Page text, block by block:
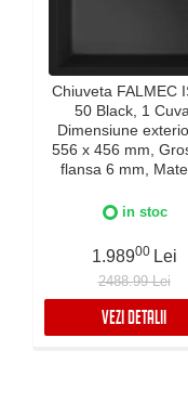
Chiuveta FALMEC
50 Black, 1 Cuva,
Dimensiune
556 x 456 mm,
flansa 6 mm,
Preaplin
blat
in stoc
1.98900 Lei
2488.99 Lei
VEZI DETALII